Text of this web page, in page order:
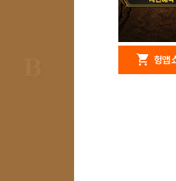
shopping_cart 헝앱